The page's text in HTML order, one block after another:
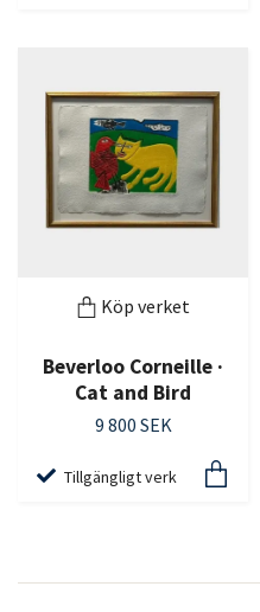
Köp verket
Beverloo Corneille ·
Cat and Bird
9 800 SEK
Tillgängligt verk